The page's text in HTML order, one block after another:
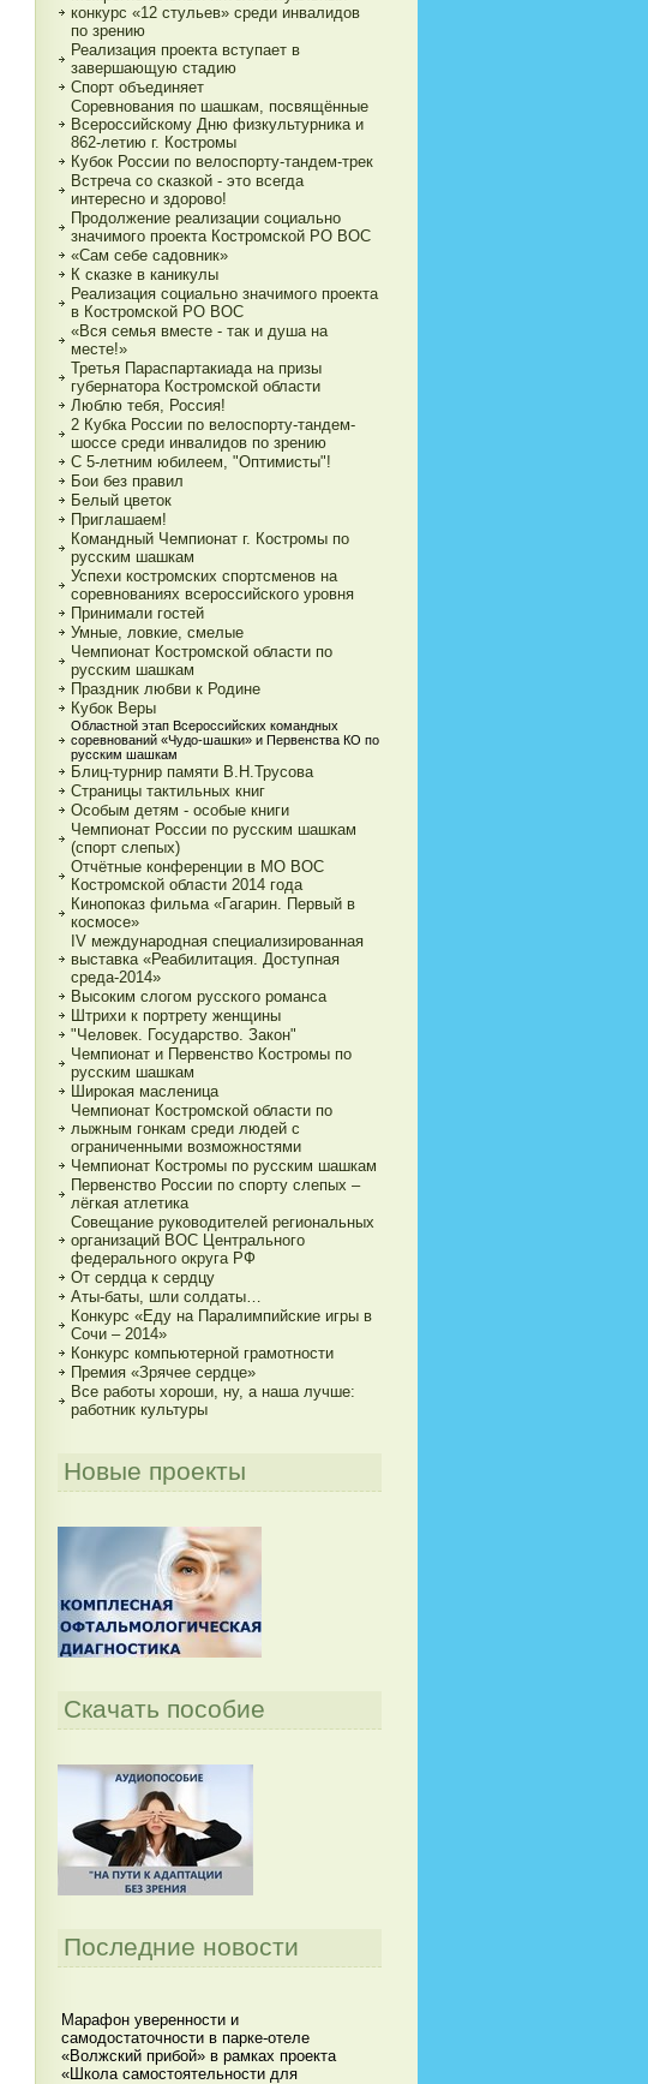
конкурс «12 стульев» среди инвалидов
по зрению
Реализация проекта вступает в
завершающую стадию
Спорт объединяет
Соревнования по шашкам, посвящённые
Всероссийскому Дню физкультурника и
862-летию г. Костромы
Кубок России по велоспорту-тандем-трек
Встреча со сказкой - это всегда
интересно и здорово!
Продолжение реализации социально
значимого проекта Костромской РО ВОС
«Сам себе садовник»
К сказке в каникулы
Реализация социально значимого проекта
в Костромской РО ВОС
«Вся семья вместе - так и душа на
месте!»
Третья Параспартакиада на призы
губернатора Костромской области
Люблю тебя, Россия!
2 Кубка России по велоспорту-тандем-
шоссе среди инвалидов по зрению
С 5-летним юбилеем, "Оптимисты"!
Бои без правил
Белый цветок
Приглашаем!
Командный Чемпионат г. Костромы по
русским шашкам
Успехи костромских спортсменов на
соревнованиях всероссийского уровня
Принимали гостей
Умные, ловкие, смелые
Чемпионат Костромской области по
русским шашкам
Праздник любви к Родине
Кубок Веры
Областной этап Всероссийских командных
соревнований «Чудо-шашки» и Первенства КО по
русским шашкам
Блиц-турнир памяти В.Н.Трусова
Страницы тактильных книг
Особым детям - особые книги
Чемпионат России по русским шашкам
(спорт слепых)
Отчётные конференции в МО ВОС
Костромской области 2014 года
Кинопоказ фильма «Гагарин. Первый в
космосе»
IV международная специализированная
выставка «Реабилитация. Доступная
среда-2014»
Высоким слогом русского романса
Штрихи к портрету женщины
"Человек. Государство. Закон"
Чемпионат и Первенство Костромы по
русским шашкам
Широкая масленица
Чемпионат Костромской области по
лыжным гонкам среди людей с
ограниченными возможностями
Чемпионат Костромы по русским шашкам
Первенство России по спорту слепых –
лёгкая атлетика
Совещание руководителей региональных
организаций ВОС Центрального
федерального округа РФ
От сердца к сердцу
Аты-баты, шли солдаты…
Конкурс «Еду на Паралимпийские игры в
Сочи – 2014»
Конкурс компьютерной грамотности
Премия «Зрячее сердце»
Все работы хороши, ну, а наша лучше:
работник культуры
Новые проекты
Скачать пособие
Последние новости
Марафон уверенности и
самодостаточности в парке-отеле
«Волжский прибой» в рамках проекта
«Школа самостоятельности для